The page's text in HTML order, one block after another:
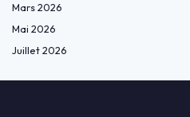
Mars 2026
Mai 2026
Juillet 2026